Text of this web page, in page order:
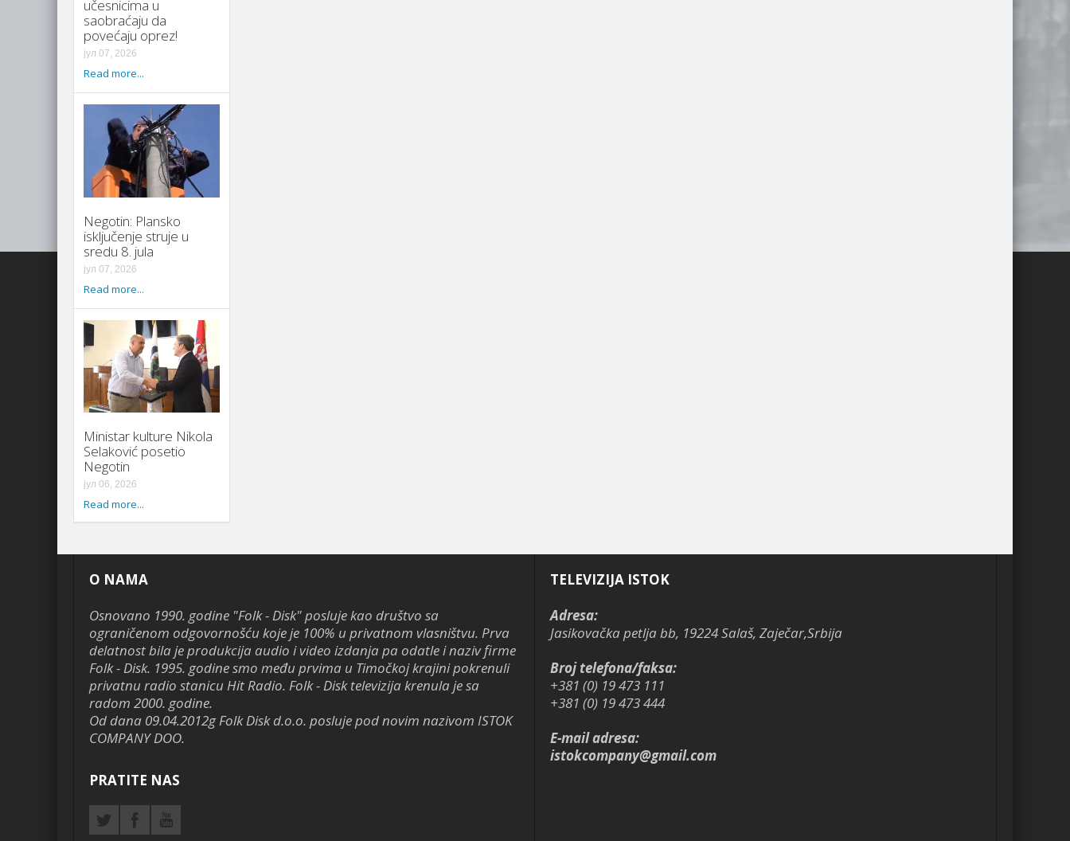
učesnicima u
saobraćaju da
povećaju oprez!
јул 07, 2026
Read more...
Negotin: Plansko
isključenje struje u
sredu 8. jula
јул 07, 2026
Read more...
Ministar kulture Nikola
Selaković posetio
Negotin
јул 06, 2026
Read more...
O NAMA
Osnovano 1990. godine "Folk - Disk" posluje kao društvo sa
ograničenom odgovornošću koje je 100% u privatnom vlasništvu. Prva
delatnost bila je produkcija audio i video izdanja pa odatle i naziv firme
Folk - Disk. 1995. godine smo među prvima u Timočkoj krajini pokrenuli
privatnu radio stanicu Hit Radio. Folk - Disk televizija krenula je sa
radom 2000. godine.
Od dana 09.04.2012g Folk Disk d.o.o. posluje pod novim nazivom ISTOK
COMPANY DOO.
PRATITE NAS
TELEVIZIJA ISTOK
Adresa:
Jasikovačka petlja bb, 19224 Salaš, Zaječar,Srbija
Broj telefona/faksa:
+381 (0) 19 473 111
+381 (0) 19 473 444
E-mail adresa:
istokcompany@gmail.com